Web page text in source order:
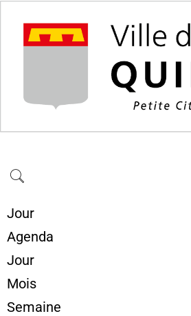
Jour
Agenda
Jour
Mois
Semaine